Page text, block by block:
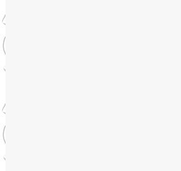
Йогатерапия в Москве:
SmartYoga Лии
Практики для